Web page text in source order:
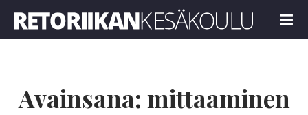
MENU
Avainsana: mittaaminen